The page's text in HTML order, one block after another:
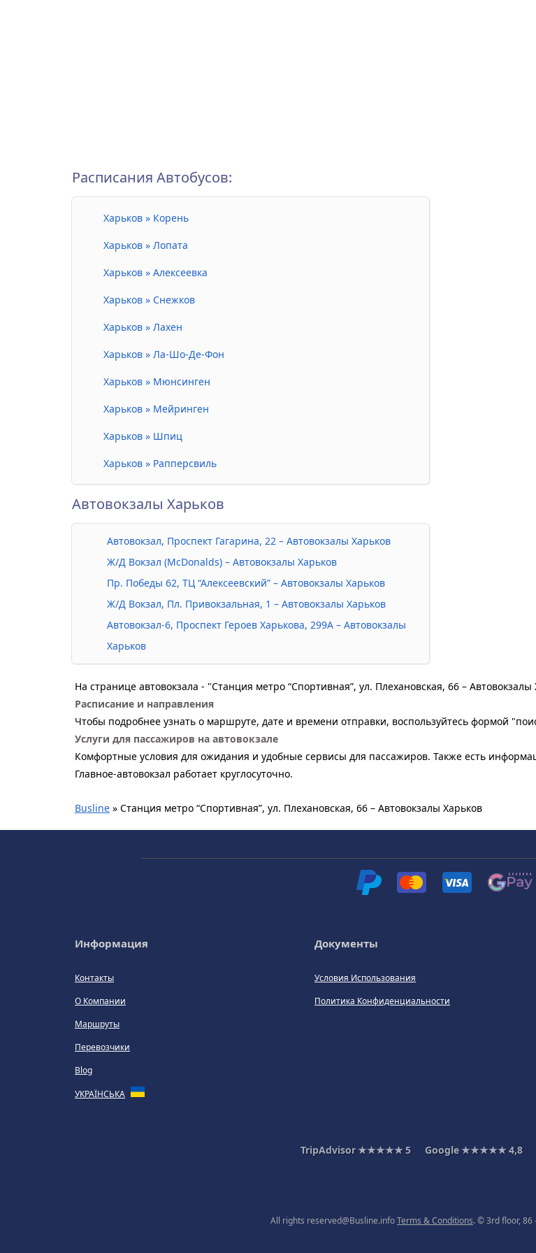
Расписания Автобусов:
Харьков » Корень
Харьков » Лопата
Харьков » Алексеевка
Харьков » Снежков
Харьков » Лахен
Харьков » Ла-Шо-Де-Фон
Харьков » Мюнсинген
Харьков » Мейринген
Харьков » Шпиц
Харьков » Рапперсвиль
Автовокзалы Харьков
Автовокзал, Проспект Гагарина, 22 – Автовокзалы Харьков
Ж/Д Вокзал (McDonalds) – Автовокзалы Харьков
Пр. Победы 62, ТЦ “Алексеевский” – Автовокзалы Харьков
Ж/Д Вокзал, Пл. Привокзальная, 1 – Автовокзалы Харьков
Автовокзал-6, Проспект Героев Харькова, 299А – Автовокзалы
Харьков
На странице автовокзала - "Станция метро “Спортивная”, ул. Плехановская, 66 –
Расписание и направления
Чтобы подробнее узнать о маршруте, дате и времени отправки, воспользуйтесь формой
Услуги для пассажиров на автовокзале
Комфортные условия для ожидания и удобные сервисы для пассажиров. Также есть
Главное-автовокзал работает круглосуточно.
Busline » Станция метро “Спортивная”, ул. Плехановская, 66 – Автовокзалы Харьков
Информация
Контакты
О Компании
Маршруты
Перевозчики
Blog
УКРАЇНСЬКА
Документы
Условия Использования
Политика Конфиденциальности
TripAdvisor ★★★★★5 Google ★★★★★4,8
All rights reserved@Busline.infoTerms & Conditions. © 3rd floor, 86